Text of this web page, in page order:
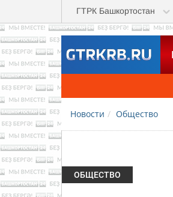
Перейти к основному содержанию
ГТРК Башкортостан
Новости Общество
ОБЩЕСТВО